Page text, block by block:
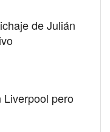
de Julián
Liverpool pero